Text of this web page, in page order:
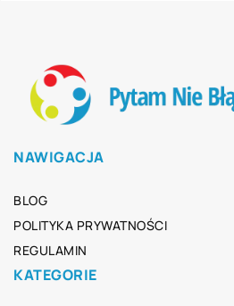
NAWIGACJA
BLOG
POLITYKA PRYWATNOŚCI
REGULAMIN
KATEGORIE